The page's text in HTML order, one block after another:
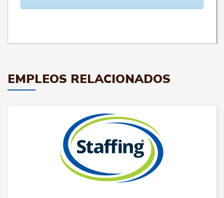
EMPLEOS RELACIONADOS